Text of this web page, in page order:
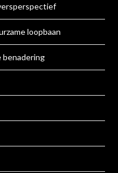
loopbaan
benadering